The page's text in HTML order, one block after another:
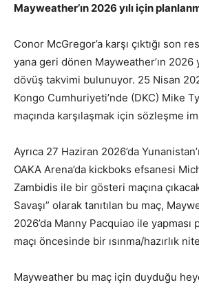
Mayweather’ın 2026 yılı için
Conor McGregor’a karşı çıktığı son
yana geri dönen Mayweather’ın 2026
dövüş takvimi bulunuyor. 25 Nisan
Kongo Cumhuriyeti’nde (DKC) Mike
maçında karşılaşmak için sözleşme
Ayrıca 27 Haziran 2026’da
OAKA Arena’da kickboks efsanesi
Zambidis ile bir gösteri maçına
Savaşı” olarak tanıtılan bu maç,
2026’da Manny Pacquiao ile yapması
maçı öncesinde bir ısınma/hazırlık
Mayweather bu maç için duyduğu